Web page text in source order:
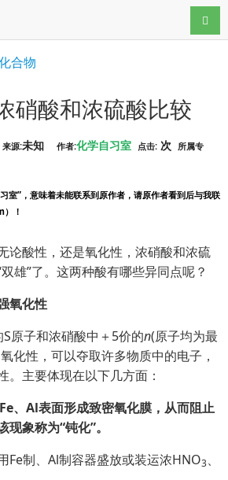
导航
合物
硝酸和浓硫酸比较
来源:未知 作者:化学自习室 点击: 次
所属专
室”，意味着未能联系到原作者，请原作者看到后与我联
！
论酸性，还是氧化性，浓硝酸和浓硫
雄”了。这两种酸有哪些异同点呢？
氧化性
原子和浓硝酸中＋5价的n(原子均为最
化性，可以夺取许多物质中的电子，
。主要体现在以下几方面：
、Al表面形成致密氧化膜，从而阻止
象称为“钝化”。
Fe制、Al制容器盛放或装运浓HNO3、